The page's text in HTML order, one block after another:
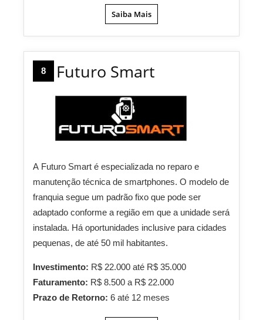
Saiba Mais
8 Futuro Smart
A Futuro Smart é especializada no reparo e
manutenção técnica de smartphones. O modelo de
franquia segue um padrão fixo que pode ser
adaptado conforme a região em que a unidade será
instalada. Há oportunidades inclusive para cidades
pequenas, de até 50 mil habitantes.
Investimento: R$ 22.000 até R$ 35.000
Faturamento: R$ 8.500 a R$ 22.000
Prazo de Retorno: 6 até 12 meses